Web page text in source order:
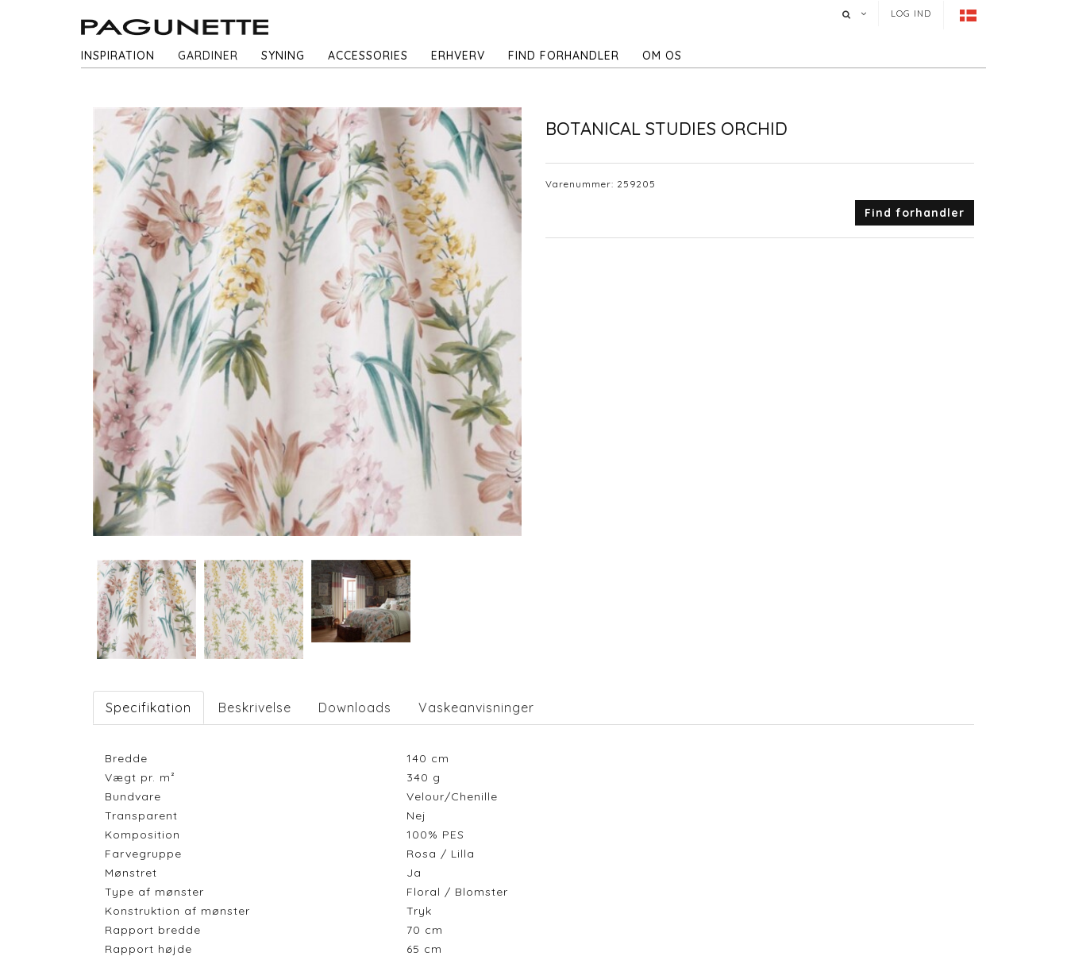
LOG IND
INSPIRATION GARDINER SYNING ACCESSORIES ERHVERV FIND FORHANDLER OM OS
BOTANICAL STUDIES ORCHID
Varenummer: 259205
Find forhandler
Specifikation Beskrivelse Downloads Vaskeanvisninger
Bredde 140 cm
Vægt pr. m²
340 g
Bundvare
Velour/Chenille
Transparent
Nej
Komposition
100% PES
Farvegruppe
Rosa / Lilla
Mønstret
Ja
Type af mønster
Floral / Blomster
Konstruktion af mønster
Tryk
Rapport bredde
70 cm
Rapport højde
65 cm